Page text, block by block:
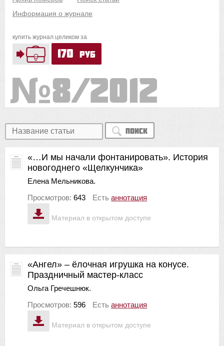
Информация о журнале
купить журнал целиком за
170 руб
8/2012
Поиск
Материал в открытом доступе
«…И мы начали фонтанировать». История
новогоднего «Щелкунчика»
Елена Мельникова.
Просмотров: 643 Есть аннотация
Материал в открытом доступе
«Ангел» – ёлочная игрушка на конусе.
Праздничный мастер-класс
Ольга Гречешнюк.
Просмотров: 596 Есть аннотация